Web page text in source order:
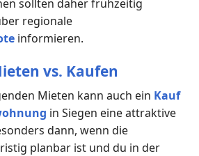
sollten daher frühzeitig
regionale
informieren.
vs. Kaufen
Mieten kann auch ein Kauf
in Siegen eine attraktive
dann, wenn die
planbar ist und du in der